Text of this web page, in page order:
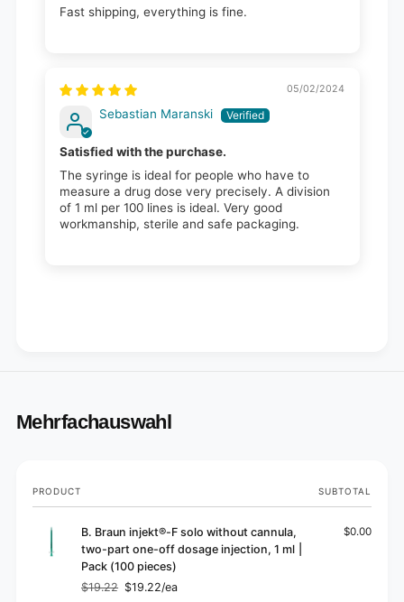
Fast shipping, everything is fine.
05/02/2024
Sebastian Maranski
Satisfied with the purchase.
The syringe is ideal for people who have to
measure a drug dose very precisely. A division
of 1 ml per 100 lines is ideal. Very good
workmanship, sterile and safe packaging.
Mehrfachauswahl
Your
cart
PRODUCT SUBTOTAL
B. Braun injekt®-F solo without cannula,
two-part one-off dosage injection, 1 ml |
Pack (100 pieces)
Regular
$19.22
Sale
$19.22/ea
$0.00